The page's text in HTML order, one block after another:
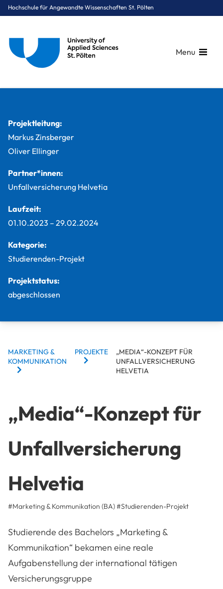
Hochschule für Angewandte Wissenschaften St. Pölten
Menu
Projektleitung:
Markus Zinsberger
Oliver Ellinger
Partner*innen:
Unfallversicherung Helvetia
Laufzeit:
01.10.2023 – 29.02.2024
Kategorie:
Studierenden-Projekt
Projektstatus:
abgeschlossen
BREADCRUMBS
MARKETING &
KOMMUNIKATION
PROJEKTE
„MEDIA“-KONZEPT FÜR
UNFALLVERSICHERUNG
HELVETIA
„Media“-Konzept für
Unfallversicherung
Helvetia
#Marketing & Kommunikation (BA)#Studierenden-Projekt
Studierende des Bachelors „Marketing &
Kommunikation“ bekamen eine reale
Aufgabenstellung der international tätigen
Versicherungsgruppe